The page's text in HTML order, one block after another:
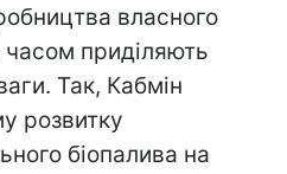
власного
часом приділяють
Так, Кабмін
розвитку
біопалива на